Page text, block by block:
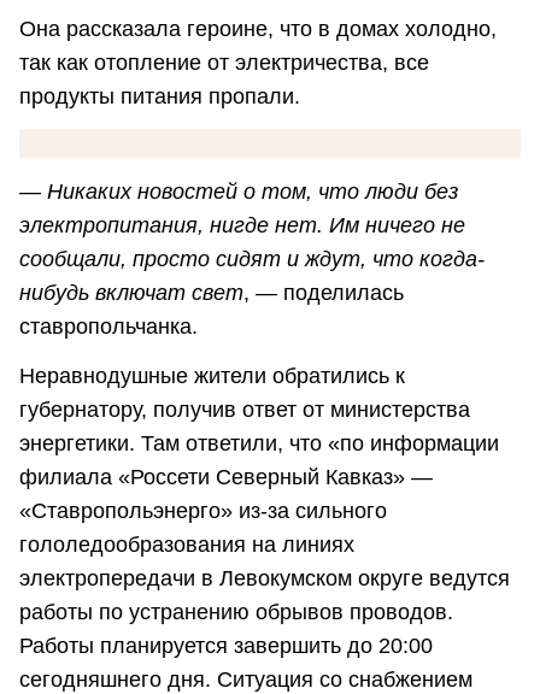
Она рассказала героине, что в домах холодно,
так как отопление от электричества, все
продукты питания пропали.
— Никаких новостей о том, что люди без
электропитания, нигде нет. Им ничего не
сообщали, просто сидят и ждут, что когда-
нибудь включат свет, — поделилась
ставропольчанка.
Неравнодушные жители обратились к
губернатору, получив ответ от министерства
энергетики. Там ответили, что «по информации
филиала «Россети Северный Кавказ» —
«Ставропольэнерго» из-за сильного
гололедообразования на линиях
электропередачи в Левокумском округе ведутся
работы по устранению обрывов проводов.
Работы планируется завершить до 20:00
сегодняшнего дня. Ситуация со снабжением